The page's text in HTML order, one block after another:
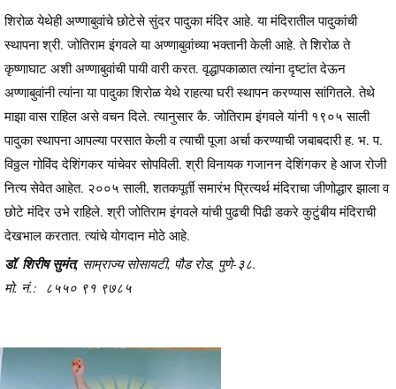
शिरोळ येथेही अण्णाबुवांचे छोटेसे सुंदर पादुका मंदिर आहे. या मंदिरातील पादुकांची
स्थापना श्री. जोतिराम इंगवले या अण्णाबुवांच्या भक्तानी केली आहे. ते शिरोळ ते
कृष्णाघाट अशी अण्णाबुवांची पायी वारी करत. वृद्धापकाळात त्यांना दृष्टांत देऊन
अण्णाबुवांनी त्यांना या पादुका शिरोळ येथे राहत्या घरी स्थापन करण्यास सांगितले. तेथे
माझा वास राहिल असे वचन दिले. त्यानुसार कै. जोतिराम इंगवले यांनी १९०५ साली
पादुका स्थापना आपल्या परसात केली व त्याची पूजा अर्चा करण्याची जबाबदारी ह. भ. प.
विठ्ठल गोविंद देशिंगकर यांचेवर सोपविली. श्री विनायक गजानन देशिंगकर हे आज रोजी
नित्य सेवेत आहेत. २००५ साली, शतकपूर्ती समारंभ प्रित्यर्थ मंदिराचा जीणोद्धार झाला व
छोटे मंदिर उभे राहिले. श्री जोतिराम इंगवले यांची पुढची पिढी डकरे कुटुंबीय मंदिराची
देखभाल करतात. त्यांचे योगदान मोठे आहे.
डॉ. शिरीष सुमंत, साम्राज्य सोसायटी, पौड रोड, पुणे-३८.
मो. नं.: ८५५० ९१ ९७८५